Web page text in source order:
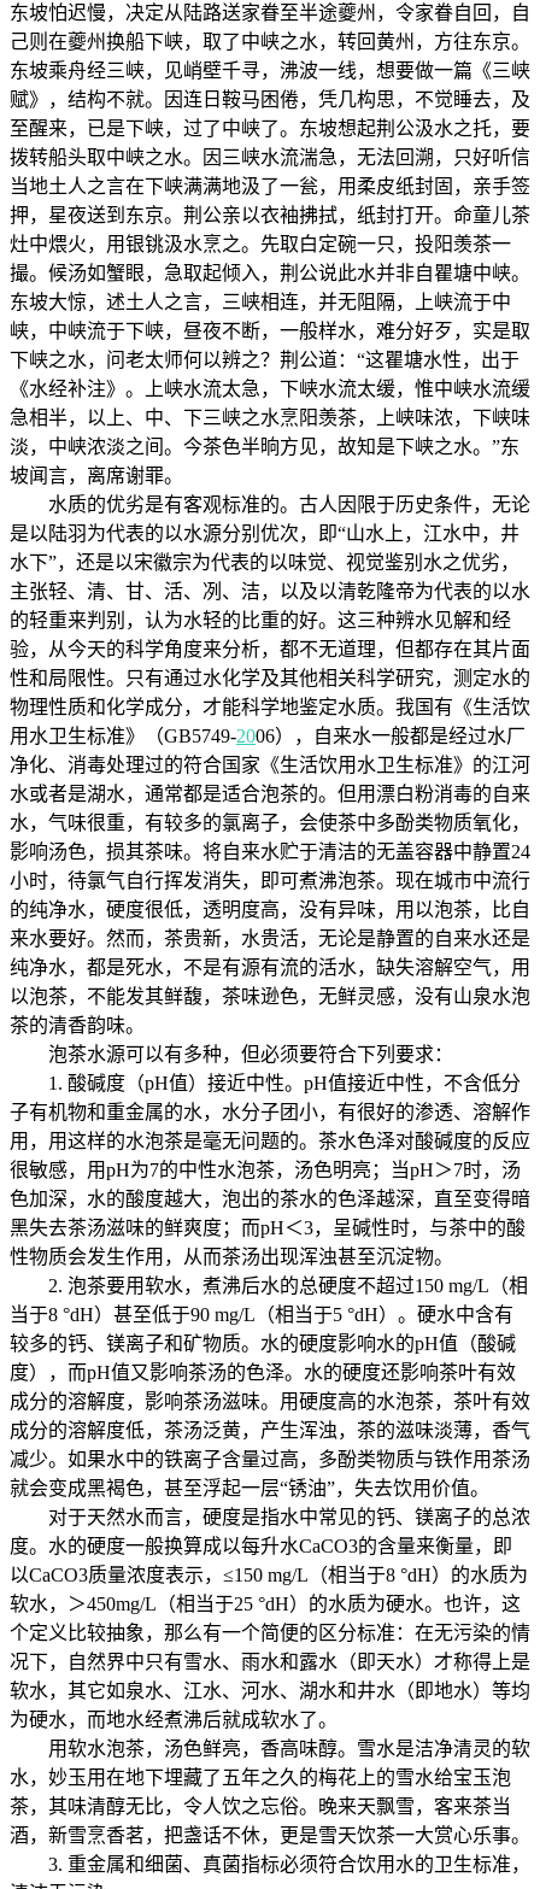
东坡怕迟慢，决定从陆路送家眷至半途夔州，令家眷自回，自
己则在夔州换船下峡，取了中峡之水，转回黄州，方往东京。
东坡乘舟经三峡，见峭壁千寻，沸波一线，想要做一篇《三峡
赋》，结构不就。因连日鞍马困倦，凭几构思，不觉睡去，及
至醒来，已是下峡，过了中峡了。东坡想起荆公汲水之托，要
拨转船头取中峡之水。因三峡水流湍急，无法回溯，只好听信
当地土人之言在下峡满满地汲了一瓮，用柔皮纸封固，亲手签
押，星夜送到东京。荆公亲以衣袖拂拭，纸封打开。命童儿茶
灶中煨火，用银铫汲水烹之。先取白定碗一只，投阳羡茶一
撮。候汤如蟹眼，急取起倾入，荆公说此水并非自瞿塘中峡。
东坡大惊，述土人之言，三峡相连，并无阻隔，上峡流于中
峡，中峡流于下峡，昼夜不断，一般样水，难分好歹，实是取
下峡之水，问老太师何以辨之？荆公道：“这瞿塘水性，出于
《水经补注》。上峡水流太急，下峡水流太缓，惟中峡水流缓
急相半，以上、中、下三峡之水烹阳羡茶，上峡味浓，下峡味
淡，中峡浓淡之间。今茶色半晌方见，故知是下峡之水。”东
坡闻言，离席谢罪。
水质的优劣是有客观标准的。古人因限于历史条件，无论
是以陆羽为代表的以水源分别优次，即“山水上，江水中，井
水下”，还是以宋徽宗为代表的以味觉、视觉鉴别水之优劣，
主张轻、清、甘、活、冽、洁，以及以清乾隆帝为代表的以水
的轻重来判别，认为水轻的比重的好。这三种辨水见解和经
验，从今天的科学角度来分析，都不无道理，但都存在其片面
性和局限性。只有通过水化学及其他相关科学研究，测定水的
物理性质和化学成分，才能科学地鉴定水质。我国有《生活饮
用水卫生标准》（GB5749-2006），自来水一般都是经过水厂
净化、消毒处理过的符合国家《生活饮用水卫生标准》的江河
水或者是湖水，通常都是适合泡茶的。但用漂白粉消毒的自来
水，气味很重，有较多的氯离子，会使茶中多酚类物质氧化，
影响汤色，损其茶味。将自来水贮于清洁的无盖容器中静置24
小时，待氯气自行挥发消失，即可煮沸泡茶。现在城市中流行
的纯净水，硬度很低，透明度高，没有异味，用以泡茶，比自
来水要好。然而，茶贵新，水贵活，无论是静置的自来水还是
纯净水，都是死水，不是有源有流的活水，缺失溶解空气，用
以泡茶，不能发其鲜馥，茶味逊色，无鲜灵感，没有山泉水泡
茶的清香韵味。
泡茶水源可以有多种，但必须要符合下列要求：
1. 酸碱度（pH值）接近中性。pH值接近中性，不含低分
子有机物和重金属的水，水分子团小，有很好的渗透、溶解作
用，用这样的水泡茶是毫无问题的。茶水色泽对酸碱度的反应
很敏感，用pH为7的中性水泡茶，汤色明亮；当pH＞7时，汤
色加深，水的酸度越大，泡出的茶水的色泽越深，直至变得暗
黑失去茶汤滋味的鲜爽度；而pH＜3，呈碱性时，与茶中的酸
性物质会发生作用，从而茶汤出现浑浊甚至沉淀物。
2. 泡茶要用软水，煮沸后水的总硬度不超过150 mg/L（相
当于8 °dH）甚至低于90 mg/L（相当于5 °dH）。硬水中含有
较多的钙、镁离子和矿物质。水的硬度影响水的pH值（酸碱
度），而pH值又影响茶汤的色泽。水的硬度还影响茶叶有效
成分的溶解度，影响茶汤滋味。用硬度高的水泡茶，茶叶有效
成分的溶解度低，茶汤泛黄，产生浑浊，茶的滋味淡薄，香气
减少。如果水中的铁离子含量过高，多酚类物质与铁作用茶汤
就会变成黑褐色，甚至浮起一层“锈油”，失去饮用价值。
对于天然水而言，硬度是指水中常见的钙、镁离子的总浓
度。水的硬度一般换算成以每升水CaCO3的含量来衡量，即
以CaCO3质量浓度表示，≤150 mg/L（相当于8 °dH）的水质为
软水，＞450mg/L（相当于25 °dH）的水质为硬水。也许，这
个定义比较抽象，那么有一个简便的区分标准：在无污染的情
况下，自然界中只有雪水、雨水和露水（即天水）才称得上是
软水，其它如泉水、江水、河水、湖水和井水（即地水）等均
为硬水，而地水经煮沸后就成软水了。
用软水泡茶，汤色鲜亮，香高味醇。雪水是洁净清灵的软
水，妙玉用在地下埋藏了五年之久的梅花上的雪水给宝玉泡
茶，其味清醇无比，令人饮之忘俗。晚来天飘雪，客来茶当
酒，新雪烹香茗，把盏话不休，更是雪天饮茶一大赏心乐事。
3. 重金属和细菌、真菌指标必须符合饮用水的卫生标准，